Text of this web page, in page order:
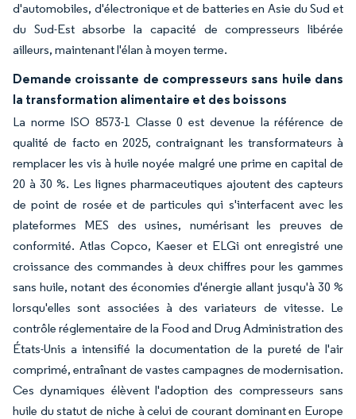
d'automobiles, d'électronique et de batteries en Asie du Sud et
du Sud-Est absorbe la capacité de compresseurs libérée
ailleurs, maintenant l'élan à moyen terme.
Demande croissante de compresseurs sans huile dans
la transformation alimentaire et des boissons
La norme ISO 8573-1 Classe 0 est devenue la référence de
qualité de facto en 2025, contraignant les transformateurs à
remplacer les vis à huile noyée malgré une prime en capital de
20 à 30 %. Les lignes pharmaceutiques ajoutent des capteurs
de point de rosée et de particules qui s'interfacent avec les
plateformes MES des usines, numérisant les preuves de
conformité. Atlas Copco, Kaeser et ELGi ont enregistré une
croissance des commandes à deux chiffres pour les gammes
sans huile, notant des économies d'énergie allant jusqu'à 30 %
lorsqu'elles sont associées à des variateurs de vitesse. Le
contrôle réglementaire de la Food and Drug Administration des
États-Unis a intensifié la documentation de la pureté de l'air
comprimé, entraînant de vastes campagnes de modernisation.
Ces dynamiques élèvent l'adoption des compresseurs sans
huile du statut de niche à celui de courant dominant en Europe